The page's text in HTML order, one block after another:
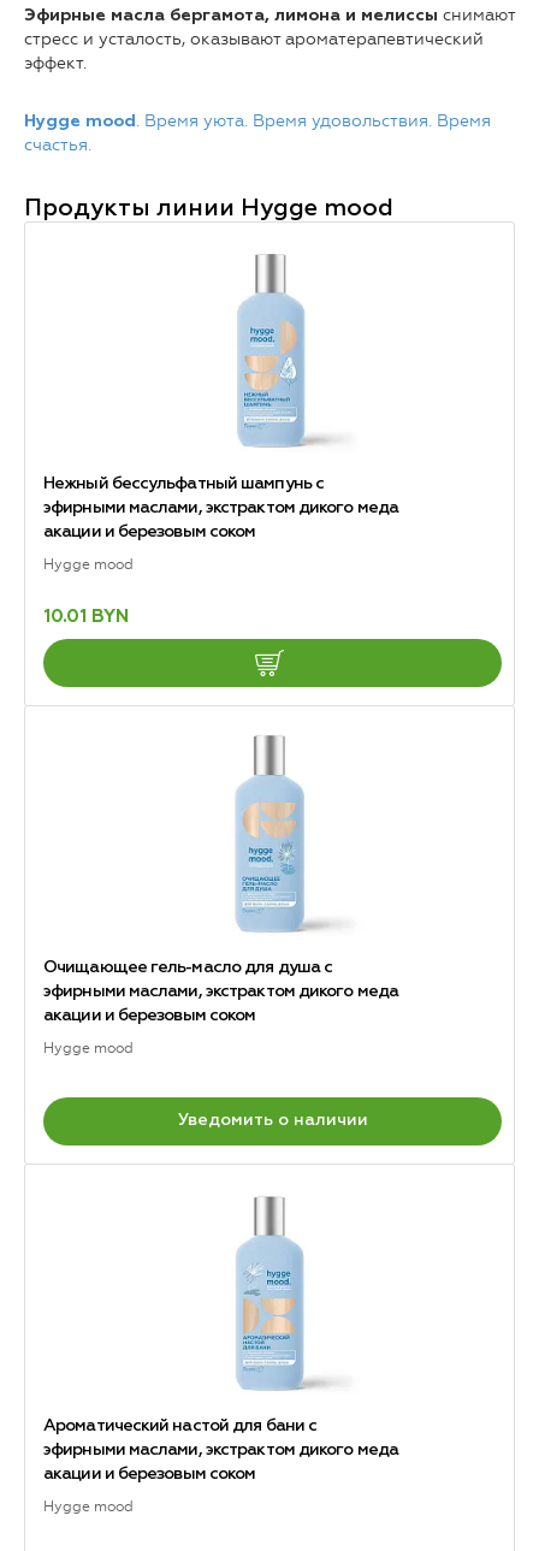
Эфирные масла бергамота, лимона и мелиссы снимают
стресс и усталость, оказывают ароматерапевтический
эффект.
Hygge mood . Время уюта. Время удовольствия. Время
счастья.
Продукты линии Hygge mood
Нежный бессульфатный шампунь с
эфирными маслами, экстрактом дикого меда
акации и березовым соком
Hygge mood
10.01 BYN
Очищающее гель-масло для душа с
эфирными маслами, экстрактом дикого меда
акации и березовым соком
Hygge mood
Уведомить о наличии
Ароматический настой для бани с
эфирными маслами, экстрактом дикого меда
акации и березовым соком
Hygge mood